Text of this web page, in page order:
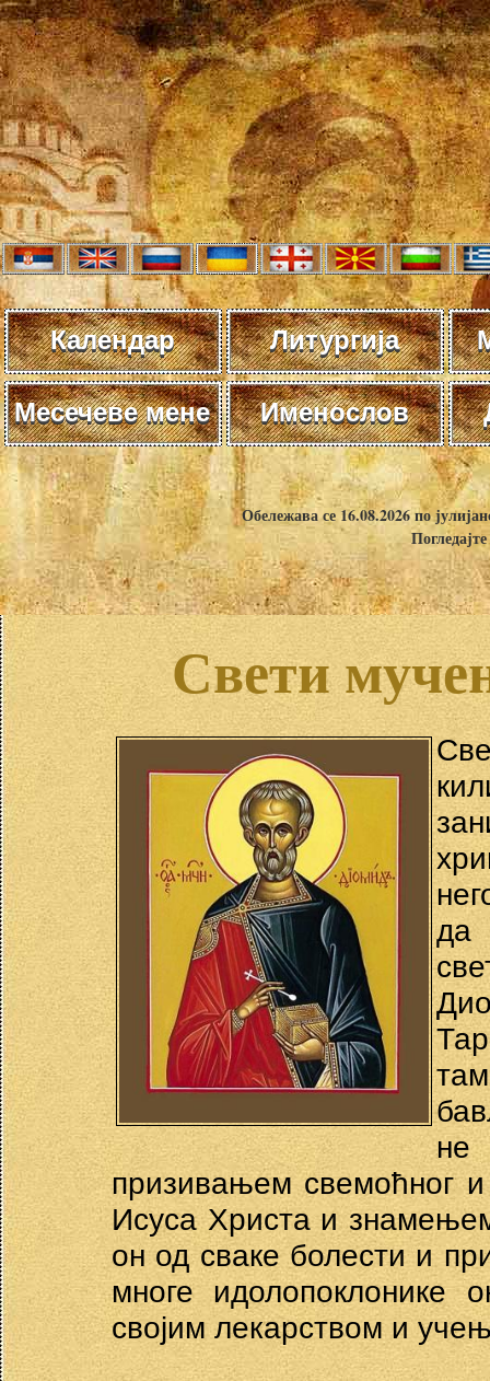
Календар Литургија
Месечеве мене Именослов
Обележава се 16.08.2026 по
Свети
да
призивањем свемоћног
Исуса Христа и
он од сваке болести и
многе идолопоклонике
својим лекарством и